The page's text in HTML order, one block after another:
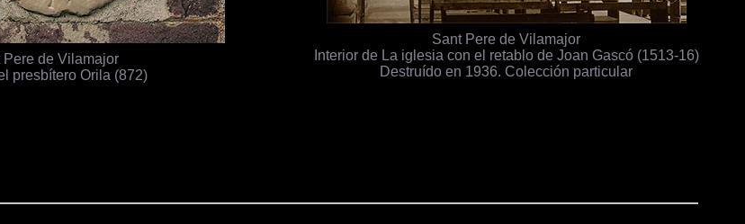
Pere de Vilamajor
presbítero Orila (872)
Sant Pere de Vilamajor
Interior de La iglesia con el retablo de Joan Gascó (1513-16)
Destruído en 1936. Colección particular